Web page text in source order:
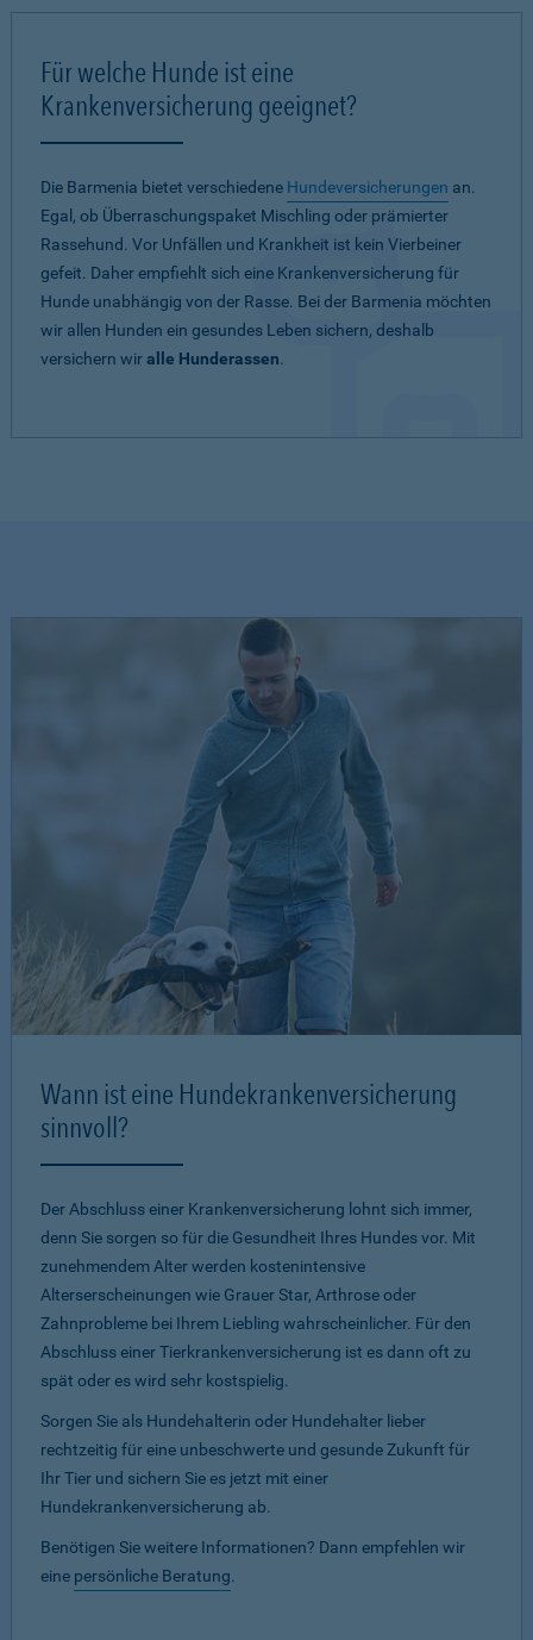
Für welche Hunde ist eine
Krankenversicherung geeignet?
Die Barmenia bietet verschiedene Hundeversicherungen an.
Egal, ob Überraschungspaket Mischling oder prämierter
Rassehund. Vor Unfällen und Krankheit ist kein Vierbeiner
gefeit. Daher empfiehlt sich eine Krankenversicherung für
Hunde unabhängig von der Rasse. Bei der Barmenia möchten
wir allen Hunden ein gesundes Leben sichern, deshalb
versichern wiralle Hunderassen.
Wann ist eine Hundekrankenversicherung
sinnvoll?
Der Abschluss einer Krankenversicherung lohnt sich immer,
denn Sie sorgen so für die Gesundheit Ihres Hundes vor. Mit
zunehmendem Alter werden kostenintensive
Alterserscheinungen wie Grauer Star, Arthrose oder
Zahnprobleme bei Ihrem Liebling wahrscheinlicher. Für den
Abschluss einer Tierkrankenversicherung ist es dann oft zu
spät oder es wird sehr kostspielig.
Sorgen Sie als Hundehalterin oder Hundehalter lieber
rechtzeitig für eine unbeschwerte und gesunde Zukunft für
Ihr Tier und sichern Sie es jetzt mit einer
Hundekrankenversicherung ab.
Benötigen Sie weitere Informationen? Dann empfehlen wir
eine persönliche Beratung.